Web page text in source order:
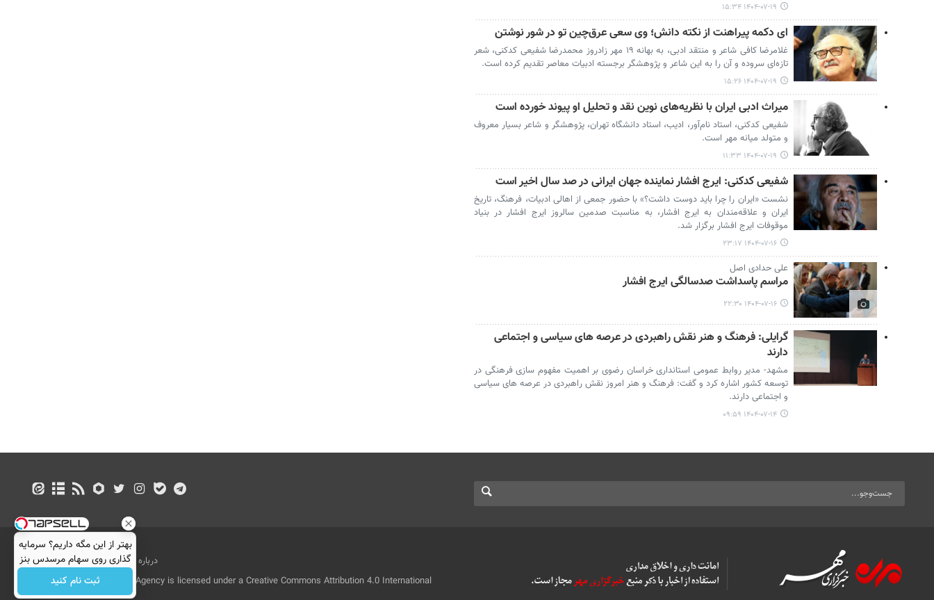
۱۴۰۴-۰۷-۱۹ ۱۵:۳۴
ای دکمه پیراهنت از نکته‌ دانش؛ وی سعی عرق‌چین تو در شور نوشتن
غلامرضا کافی شاعر و منتقد ادبی، به بهانه ۱۹ مهر زادروز محمدرضا شفیعی کدکنی، شعر
تازه‌ای سروده و آن را به این شاعر و پژوهشگر برجسته ادبیات معاصر تقدیم کرده است.
۱۴۰۴-۰۷-۱۹ ۱۵:۲۶
میراث ادبی ایران با نظریه‌های نوین نقد و تحلیل او پیوند خورده است
شفیعی کدکنی، استاد نام‌آور، ادیب، استاد دانشگاه تهران، پژوهشگر و شاعر بسیار معروف
و متولد میانه مهر است.
۱۴۰۴-۰۷-۱۹ ۱۱:۳۳
شفیعی کدکنی: ایرج افشار نماینده جهان ایرانی در صد سال اخیر است
نشست «ایران را چرا باید دوست داشت؟» با حضور جمعی از اهالی ادبیات، فرهنگ، تاریخ
ایران و علاقه‌مندان به ایرج افشار، به مناسبت صدمین سالروز ایرج افشار در بنیاد
موقوفات ایرج افشار برگزار شد.
۱۴۰۴-۰۷-۱۶ ۲۳:۱۷
علی حدادی اصل
مراسم پاسداشت صدسالگی ایرج افشار
۱۴۰۴-۰۷-۱۶ ۲۲:۳۰
گرایلی: فرهنگ و هنر نقش راهبردی در عرصه های سیاسی و اجتماعی
دارند
مشهد- مدیر روابط عمومی استانداری خراسان رضوی بر اهمیت مفهوم سازی فرهنگی در
توسعه کشور اشاره کرد و گفت: فرهنگ و هنر امروز نقش راهبردی در عرصه های سیاسی
و اجتماعی دارند.
۱۴۰۴-۰۷-۱۴ ۰۹:۵۹
درباره ما تماس با ما
بازرگانی
All Content by Mehr News Agency is licensed under a Creative Commons Attribution 4.0 International
License.
بهتر از این مگه داریم؟ سرمایه
گذاری روی سهام مرسدس بنز
ثبت نام کنید